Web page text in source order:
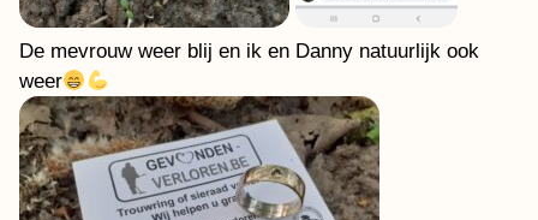
De mevrouw weer blij en ik en Danny natuurlijk ook
weer